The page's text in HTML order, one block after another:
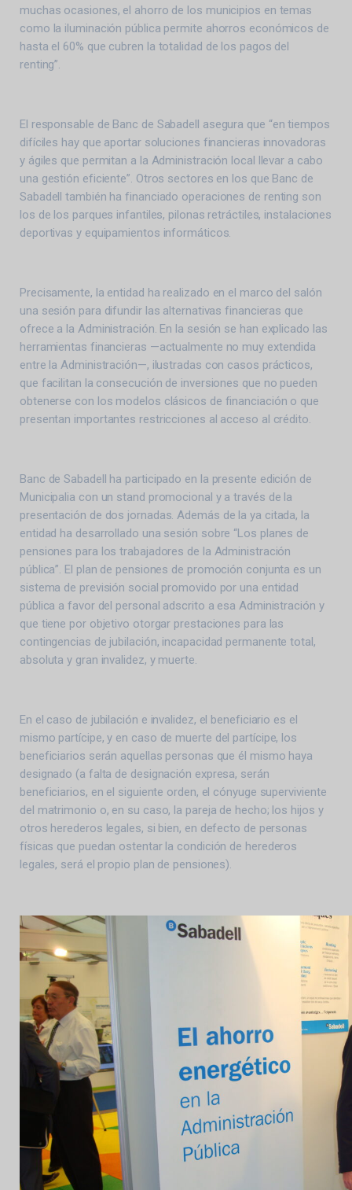
muchas ocasiones, el ahorro de los municipios en temas
como la iluminación pública permite ahorros económicos de
hasta el 60% que cubren la totalidad de los pagos del
renting”.
El responsable de Banc de Sabadell asegura que “en tiempos
difíciles hay que aportar soluciones financieras innovadoras
y ágiles que permitan a la Administración local llevar a cabo
una gestión eficiente”. Otros sectores en los que Banc de
Sabadell también ha financiado operaciones de renting son
los de los parques infantiles, pilonas retráctiles, instalaciones
deportivas y equipamientos informáticos.
Precisamente, la entidad ha realizado en el marco del salón
una sesión para difundir las alternativas financieras que
ofrece a la Administración. En la sesión se han explicado las
herramientas financieras —actualmente no muy extendida
entre la Administración—, ilustradas con casos prácticos,
que facilitan la consecución de inversiones que no pueden
obtenerse con los modelos clásicos de financiación o que
presentan importantes restricciones al acceso al crédito.
Banc de Sabadell ha participado en la presente edición de
Municipalia con un stand promocional y a través de la
presentación de dos jornadas. Además de la ya citada, la
entidad ha desarrollado una sesión sobre “Los planes de
pensiones para los trabajadores de la Administración
pública”. El plan de pensiones de promoción conjunta es un
sistema de previsión social promovido por una entidad
pública a favor del personal adscrito a esa Administración y
que tiene por objetivo otorgar prestaciones para las
contingencias de jubilación, incapacidad permanente total,
absoluta y gran invalidez, y muerte.
En el caso de jubilación e invalidez, el beneficiario es el
mismo partícipe, y en caso de muerte del partícipe, los
beneficiarios serán aquellas personas que él mismo haya
designado (a falta de designación expresa, serán
beneficiarios, en el siguiente orden, el cónyuge superviviente
del matrimonio o, en su caso, la pareja de hecho; los hijos y
otros herederos legales, si bien, en defecto de personas
físicas que puedan ostentar la condición de herederos
legales, será el propio plan de pensiones).